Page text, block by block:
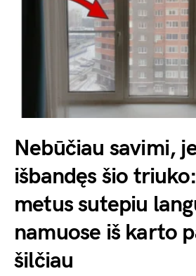
Nebūčiau savimi,
išbandęs šio
metus sutepiu
namuose iš karto
šilčiau